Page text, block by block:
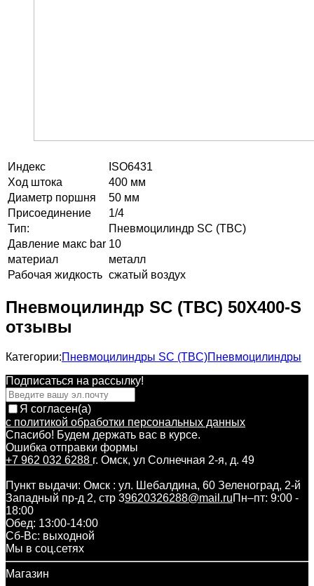
Индекс
ISO6431
Ход штока
400 мм
Диаметр поршня
50 мм
Присоединение
1/4
Тип:
Пневмоцилиндр SC (TBC)
Давление макс bar 10
материал
металл
Рабочая жидкость сжатый воздух
Пневмоцилиндр SC (TBC) 50X400-S
отзывы
Категории:Пневмоцилиндры SC (TBC)Пневмоцилиндры
Подписаться на рассылкy!
Я согласен(a)
с политикой обработки персональных данных
Спасибо! Будем держать вас в курсе.
Ошибка отправки формы
+7 962 032 6288 г. Омск, ул Солнечная 2-я, д. 49
Пункт выдачи: Омск : ул. Шебалдина, 60 Зеленоград, 2-й
Западный пр-д 2, стр 39620326288@mail.ruПн–пт: 9:00 -
18:00
Обед: 13:00-14:00
Cб-Вс: выходной
Мы в соц.сетях
Магазин